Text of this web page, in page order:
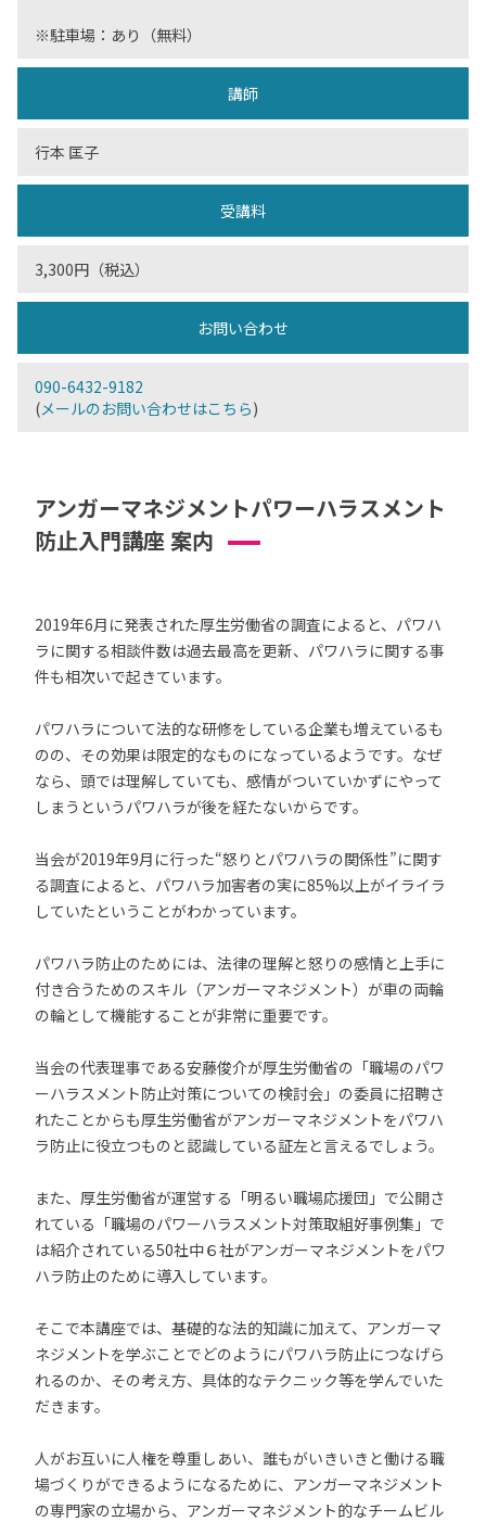
※駐車場：あり（無料）
講師
行本 匡子
受講料
3,300円（税込）
お問い合わせ
090-6432-9182
(メールのお問い合わせはこちら)
アンガーマネジメントパワーハラスメント
防止入門講座 案内
2019年6月に発表された厚生労働省の調査によると、パワハ
ラに関する相談件数は過去最高を更新、パワハラに関する事
件も相次いで起きています。
パワハラについて法的な研修をしている企業も増えているも
のの、その効果は限定的なものになっているようです。なぜ
なら、頭では理解していても、感情がついていかずにやって
しまうというパワハラが後を経たないからです。
当会が2019年9月に行った“怒りとパワハラの関係性”に関す
る調査によると、パワハラ加害者の実に85%以上がイライラ
していたということがわかっています。
パワハラ防止のためには、法律の理解と怒りの感情と上手に
付き合うためのスキル（アンガーマネジメント）が車の両輪
の輪として機能することが非常に重要です。
当会の代表理事である安藤俊介が厚生労働省の「職場のパワ
ーハラスメント防止対策についての検討会」の委員に招聘さ
れたことからも厚生労働省がアンガーマネジメントをパワハ
ラ防止に役立つものと認識している証左と言えるでしょう。
また、厚生労働省が運営する「明るい職場応援団」で公開さ
れている「職場のパワーハラスメント対策取組好事例集」で
は紹介されている50社中６社がアンガーマネジメントをパワ
ハラ防止のために導入しています。
そこで本講座では、基礎的な法的知識に加えて、アンガーマ
ネジメントを学ぶことでどのようにパワハラ防止につなげら
れるのか、その考え方、具体的なテクニック等を学んでいた
だきます。
人がお互いに人権を尊重しあい、誰もがいきいきと働ける職
場づくりができるようになるために、アンガーマネジメント
の専門家の立場から、アンガーマネジメント的なチームビル